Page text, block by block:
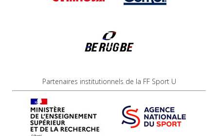
Partenaires institutionnels de la FF Sport U